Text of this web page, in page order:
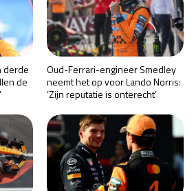
derde
de
Oud-Ferrari-engineer Smedley
neemt het op voor Lando Norris:
‘Zijn reputatie is onterecht’